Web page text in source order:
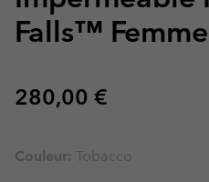
Falls™ Femme
Regular price:
280,00 €
Couleur: Tobacco